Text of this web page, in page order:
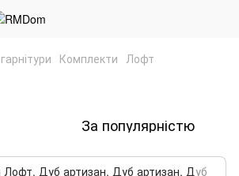
Комплекти Лофт
За популярністю